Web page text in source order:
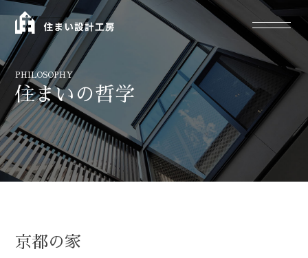
PHILOSOPHY
住まいの哲学
京都の家